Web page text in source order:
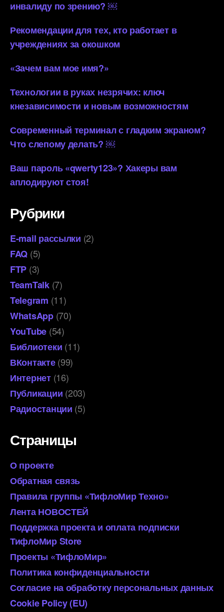
инвалиду по зрению? ￼
Рекомендации для тех, кто работает в
учреждениях за окошком
«Зачем вам мое имя?»
Технологии в руках незрячих: ключ
кнезависимости и новым возможностям
Современный терминал с гладким экраном?
Что слепому делать? ￼
Ваш пароль «qwerty123»? Хакеры вам
аплодируют стоя!
Рубрики
E-mail рассылки (2)
FAQ (5)
FTP (3)
TeamTalk(7)
Telegram (11)
WhatsApp(70)
YouTube (54)
Библиотеки (11)
ВКонтакте(99)
Интернет(16)
Публикации (203)
Радиостанции (5)
Страницы
О проекте
Обратная связь
Правила группы «ТифлоМир Техно»
Лента НОВОСТЕЙ
Поддержка проекта и оплата подписки
ТифлоМир Store
Проекты «ТифлоМир»
Политика конфиденциальности
Согласие на обработку персональных данных
Cookie Policy (EU)